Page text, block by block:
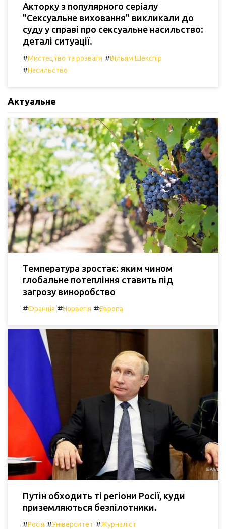
Акторку з популярного серіалу
"Сексуальне виховання" викликали до
суду у справі про сексуальне насильство:
деталі ситуації.
#Мистецтво та розваги #Вільям Шекспір
#Насильство
Актуальне
Температура зростає: яким чином
глобальне потепління ставить під
загрозу виноробство
#Франція #Норвегія #Європа
Путін обходить ті регіони Росії, куди
приземляються безпілотники.
#Росія #Університет #Журналіст